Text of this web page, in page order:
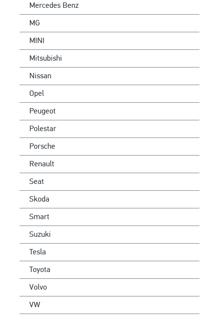
Mercedes Benz
MG
MINI
Mitsubishi
Nissan
Opel
Peugeot
Polestar
Porsche
Renault
Seat
Skoda
Smart
Suzuki
Tesla
Toyota
Volvo
VW